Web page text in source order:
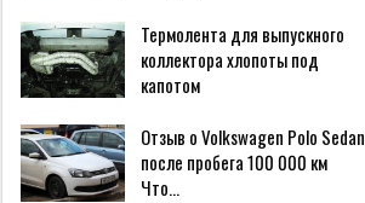
Термолента для выпускного
коллектора хлопоты под
капотом
Отзыв о Volkswagen Polo Sedan
после пробега 100 000 км
Что…